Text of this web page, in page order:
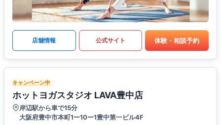
店舗情報 公式サイト 体験・相談予約
キャンペーン中
ホットヨガスタジオ LAVA豊中店
岸辺駅から車で15分
大阪府豊中市本町1ー10ー1豊中第一ビル4F